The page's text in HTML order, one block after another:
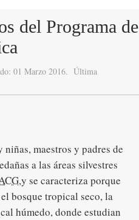
del Programa de
01 Marzo 2016. Última
maestros y padres de
a las áreas silvestres
y se caracteriza porque
bosque tropical seco, la
húmedo, donde estudian